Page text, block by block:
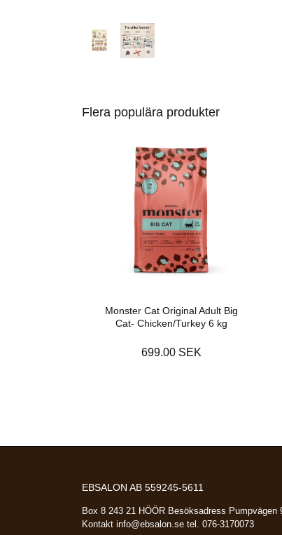
Flera populära produkter
Monster Cat Original Adult Big
Cat- Chicken/Turkey 6 kg
699.00 SEK
EBSALON AB 559245-5611
Box 8 243 21 HÖÖR Besöksadress Pumpvägen
Kontakt info@ebsalon.se tel. 076-3170073